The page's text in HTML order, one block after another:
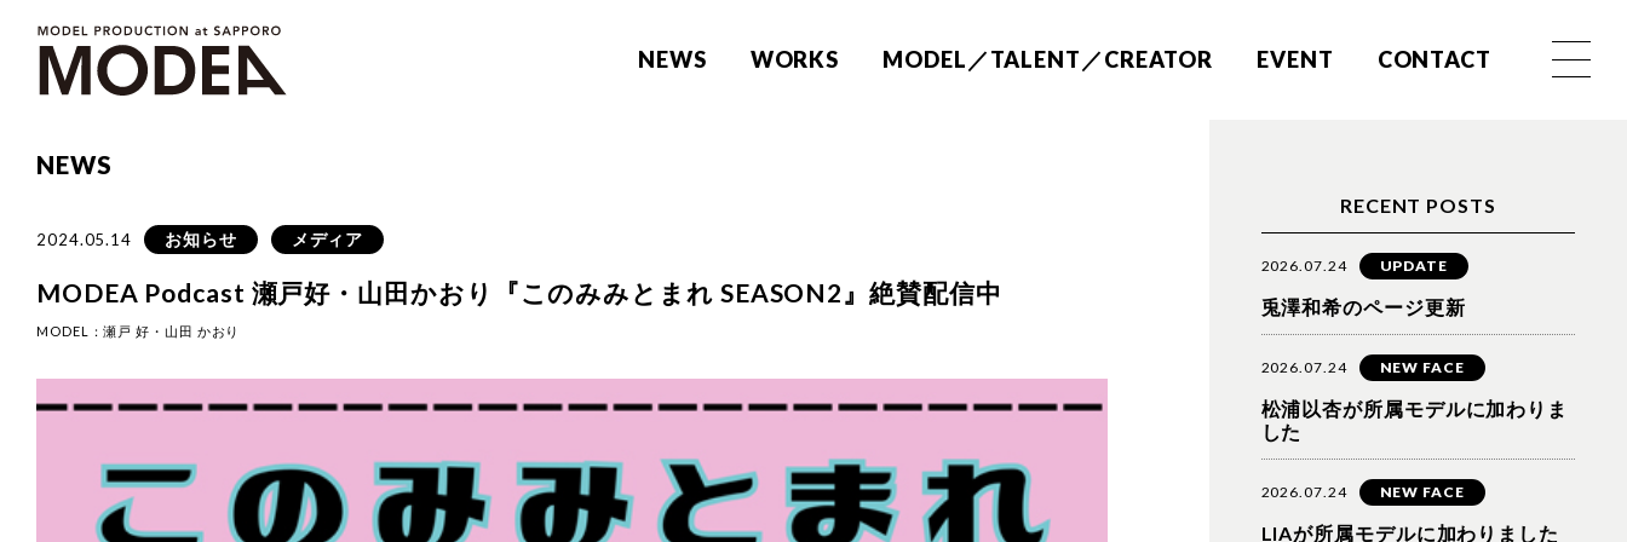
NEWS WORKS MODEL／TALENT／CREATOR EVENT CONTACT
NEWS
2024.05.14 お知らせ メディア
MODEA Podcast 瀬戸好・山田かおり『このみみとまれ SEASON2』絶賛配信中
MODEL：瀬戸 好 ・山田 かおり
RECENT POSTS
2026.07.24 UPDATE
兎澤和希のページ更新
2026.07.24 NEW FACE
松浦以杏が所属モデルに加わりま
した
2026.07.24 NEW FACE
LIAが所属モデルに加わりました